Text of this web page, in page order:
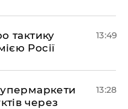
тактику
Росії
13:49
через
13:28